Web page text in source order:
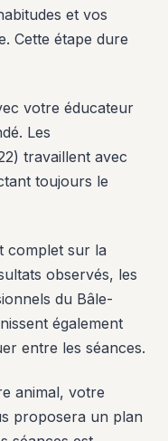
et vos
Cette étape dure
votre éducateur
Les
travaillent avec
toujours le
complet sur la
observés, les
du Bâle-
également
entre les séances.
animal, votre
proposera un plan